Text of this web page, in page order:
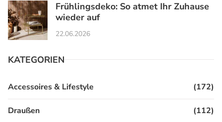
Frühlingsdeko: So atmet Ihr Zuhause
wieder auf
22.06.2026
KATEGORIEN
Accessoires & Lifestyle (172)
Draußen (112)